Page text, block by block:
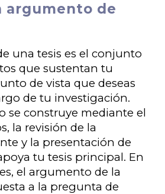
argumento de
una tesis es el conjunto
que sustentan tu
de vista que deseas
de tu investigación.
se construye mediante el
la revisión de la
y la presentación de
tu tesis principal. En
el argumento de la
a la pregunta de